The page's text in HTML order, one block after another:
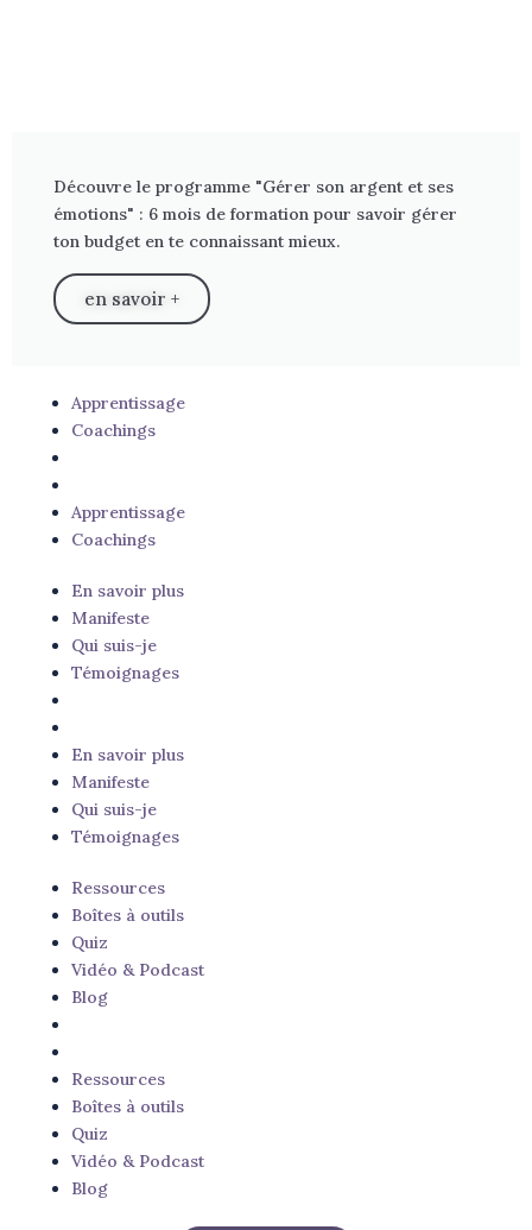
Découvre le programme "Gérer son argent et ses
émotions" : 6 mois de formation pour savoir gérer
ton budget en te connaissant mieux.
en savoir +
Apprentissage
Coachings
Apprentissage
Coachings
En savoir plus
Manifeste
Qui suis-je
Témoignages
En savoir plus
Manifeste
Qui suis-je
Témoignages
Ressources
Boîtes à outils
Quiz
Vidéo & Podcast
Blog
Ressources
Boîtes à outils
Quiz
Vidéo & Podcast
Blog